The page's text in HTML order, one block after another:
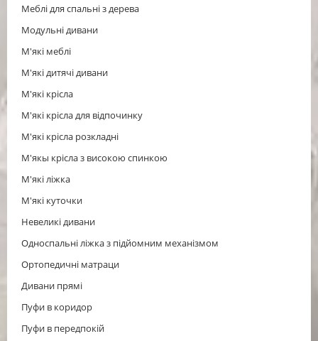
Меблі для спальні з дерева
Модульні дивани
М'які меблі
М'які дитячі дивани
М'які крісла
М'які крісла для відпочинку
М'які крісла розкладні
М'якы крісла з високою спинкою
М'які ліжка
М'які куточки
Невеликі дивани
Односпальні ліжка з підйомним механізмом
Ортопедичні матраци
Дивани прямі
Пуфи в коридор
Пуфи в передпокій